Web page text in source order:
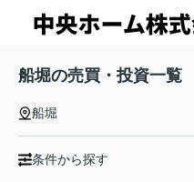
船堀の売買・投資一覧
船堀
条件から探す